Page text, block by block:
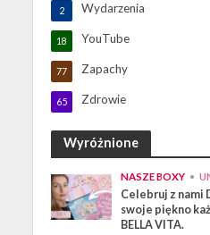
Wydarzenia
2
YouTube
18
Zapachy
77
Zdrowie
65
Wyróżnione
NASZE BOXY •
Celebruj z nami
swoje piękno
BELLA VITA.